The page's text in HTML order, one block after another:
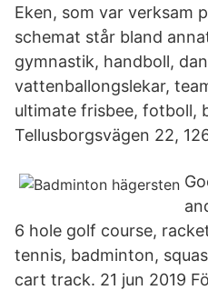
Eken, som var verksam
schemat står bland
gymnastik, handboll,
vattenballongslekar,
ultimate frisbee, fotboll,
Tellusborgsvägen 22,
6 hole golf course,
tennis, badminton,
cart track. 21 jun 2019